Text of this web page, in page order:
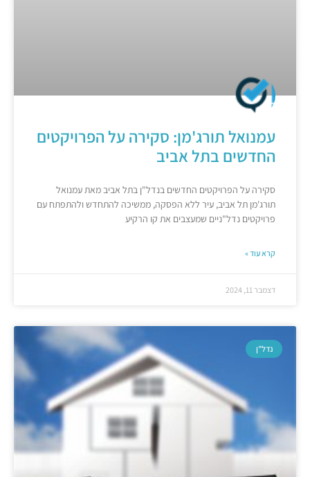
עמנואל תורג'מן: סקירה על הפרויקטים
החדשים בתל אביב
סקירה על הפרויקטים החדשים בנדל"ן בתל אביב מאת עמנואל
תורג'מן תל אביב, עיר ללא הפסקה, ממשיכה להתחדש ולהתפתח עם
פרויקטים נדל"ניים שמעצבים את קו הרקיע
קרא עוד »
דצמבר 11, 2024
נדל"ן